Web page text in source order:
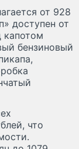
от 928
доступен от
капотом
бензиновый
что